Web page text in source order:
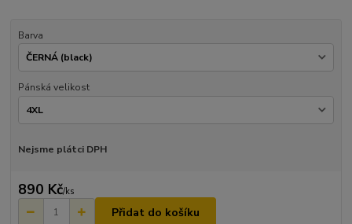
Barva
Pánská velikost
Nejsme plátci DPH
890 Kč/ks
Přidat do košíku